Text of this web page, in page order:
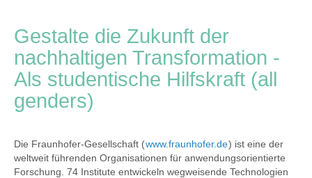
Gestalte die Zukunft der
nachhaltigen Transformation -
Als studentische Hilfskraft (all
genders)
Die Fraunhofer-Gesellschaft (www.fraunhofer.de) ist eine der
weltweit führenden Organisationen für anwendungsorientierte
Forschung. 74 Institute entwickeln wegweisende Technologien